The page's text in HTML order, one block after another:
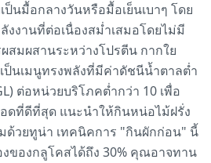
นมื้อกลางวันหรือมื้อเย็นเบาๆ โดย
งงานที่ต่อเนื่องสม่ำเสมอโดยไม่มี
สมผสานระหว่างโปรตีน กากใย
ป็นเมนูทรงพลังที่มีค่าดัชนีน้ำตาลต่ำ
ต่อหน่วยบริโภคต่ำกว่า 10 เพื่อ
ดที่ดีที่สุด แนะนำให้กินหน่อไม้ฝรั่ง
ด้วยทูน่า เทคนิคการ "กินผักก่อน" นี้
ของกลูโคสได้ถึง 30% คุณอาจทาน